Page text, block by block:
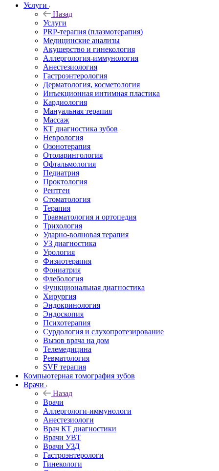
Услуги
Назад
Услуги
PRP-терапия (плазмотерапия)
Медицинские анализы
Акушерство и гинекология
Аллергология-иммунология
Анестезиология
Гастроэнтерология
Дерматология, косметология
Инъекционная интимная пластика
Кардиология
Мануальная терапия
Массаж
КТ диагностика зубов
Неврология
Озонотерапия
Отоларингология
Офтальмология
Педиатрия
Проктология
Рентген
Стоматология
Терапия
Травматология и ортопедия
Трихология
Ударно-волновая терапия
УЗ диагностика
Урология
Физиотерапия
Фониатрия
Флебология
Функциональная диагностика
Хирургия
Эндокринология
Эндоскопия
Психотерапия
Сурдология и слухопротезирование
Вызов врача на дом
Телемедицина
Ревматология
SVF терапия
Компьютерная томография зубов
Врачи
Назад
Врачи
Аллергологи-иммунологи
Анестезиологи
Врач КТ диагностики
Врачи УВТ
Врачи УЗД
Гастроэнтерологи
Гинекологи